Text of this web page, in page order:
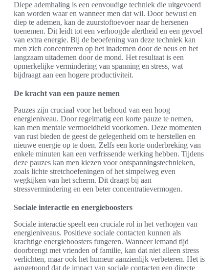
Diepe ademhaling is een eenvoudige techniek die uitgevoerd
kan worden waar en wanneer men dat wil. Door bewust en
diep te ademen, kan de zuurstoftoevoer naar de hersenen
toenemen. Dit leidt tot een verhoogde alertheid en een gevoel
van extra energie. Bij de beoefening van deze techniek kan
men zich concentreren op het inademen door de neus en het
langzaam uitademen door de mond. Het resultaat is een
opmerkelijke vermindering van spanning en stress, wat
bijdraagt aan een hogere productiviteit.
De kracht van een pauze nemen
Pauzes zijn cruciaal voor het behoud van een hoog
energieniveau. Door regelmatig een korte pauze te nemen,
kan men mentale vermoeidheid voorkomen. Deze momenten
van rust bieden de geest de gelegenheid om te herstellen en
nieuwe energie op te doen. Zelfs een korte onderbreking van
enkele minuten kan een verfrissende werking hebben. Tijdens
deze pauzes kan men kiezen voor ontspanningstechnieken,
zoals lichte stretchoefeningen of het simpelweg even
wegkijken van het scherm. Dit draagt bij aan
stressvermindering en een beter concentratievermogen.
Sociale interactie en energieboosters
Sociale interactie speelt een cruciale rol in het verhogen van
energieniveaus. Positieve sociale contacten kunnen als
krachtige energieboosters fungeren. Wanneer iemand tijd
doorbrengt met vrienden of familie, kan dat niet alleen stress
verlichten, maar ook het humeur aanzienlijk verbeteren. Het is
aangetoond dat de impact van sociale contacten een directe